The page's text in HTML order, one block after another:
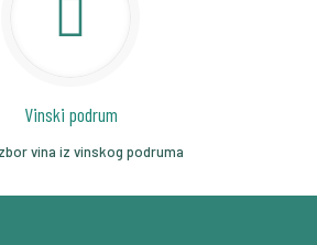
Vinski podrum
vina iz vinskog podruma